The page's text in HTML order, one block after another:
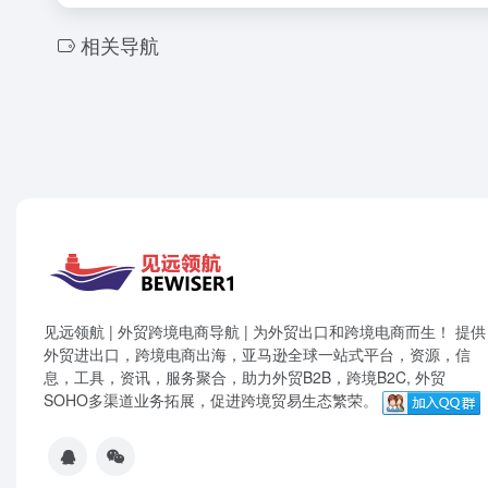
相关导航
见远领航 | 外贸跨境电商导航 | 为外贸出口和跨境电商而生！ 提供
外贸进出口，跨境电商出海，亚马逊全球一站式平台，资源，信
息，工具，资讯，服务聚合，助力外贸B2B，跨境B2C, 外贸
SOHO多渠道业务拓展，促进跨境贸易生态繁荣。